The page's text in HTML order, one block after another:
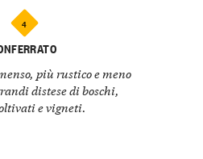
4
più rustico e meno
distese di boschi,
e vigneti.